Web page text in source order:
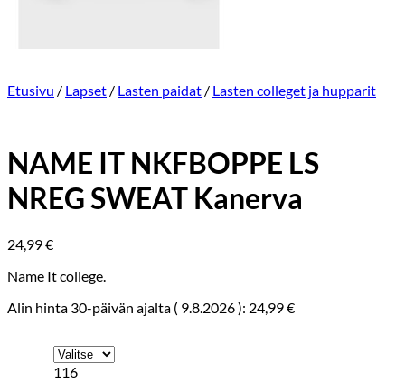
Etusivu / Lapset / Lasten paidat / Lasten colleget ja hupparit
NAME IT NKFBOPPE LS
NREG SWEAT Kanerva
24,99€
Name It college.
Alin hinta 30-päivän ajalta ( 9.8.2026): 24,99€
116